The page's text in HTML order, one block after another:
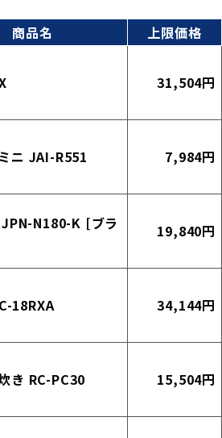
商品名 上限価格
31,504円
ニ JAI-R551 7,984円
N180-K [ブラ
19,840円
18RXA 34,144円
き RC-PC30 15,504円